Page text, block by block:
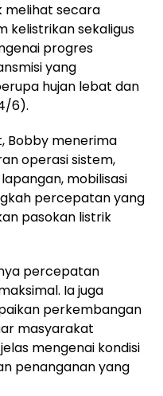
melihat secara
kelistrikan sekaligus
progres
yang
hujan lebat dan
6).
Bobby menerima
operasi sistem,
mobilisasi
percepatan yang
pasokan listrik
percepatan
Ia juga
perkembangan
masyarakat
mengenai kondisi
penanganan yang